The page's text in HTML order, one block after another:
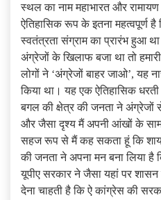
स्थल का नाम महाभारत और
ऐतिहासिक रूप के इतना महत्वपूर्ण
स्वतंत्रता संग्राम का प्रारंभ हुआ
अंग्रेजों के खिलाफ बजा था तो
लोगों ने ‘अंग्रेजों बाहर जाओ’, यह
किया था। यह एक ऐतिहासिक
बगल की क्षेत्र की जनता ने अंग्रेजों
और जैसा दृश्य मैं अपनी आंखों के
सहज रूप से मैं कह सकता हूं कि
की जनता ने अपना मन बना लिया है
यूपीए सरकार ने जैसा यहां पर
देना चाहती है कि ऐ कांग्रेस की